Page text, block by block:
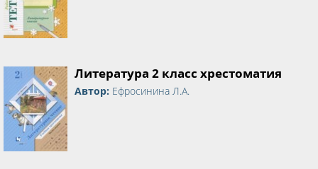
Литература 2 класс хрестоматия
Автор: Ефросинина Л.А.